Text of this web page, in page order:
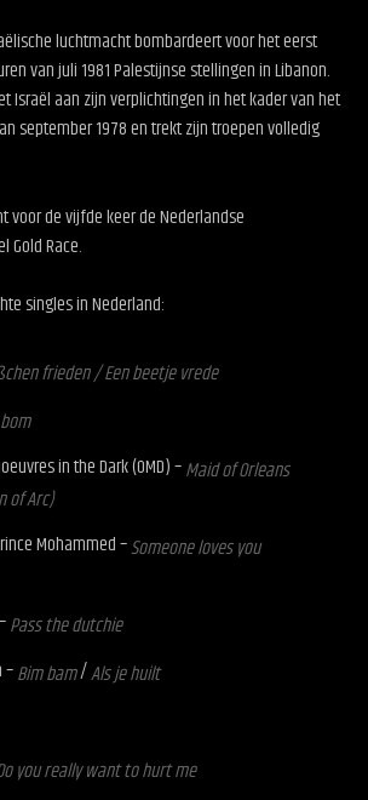
luchtmacht bombardeert voor het eerst
van juli 1981 Palestijnse stellingen in Libanon.
Israël aan zijn verplichtingen in het kader van het
september 1978 en trekt zijn troepen volledig
voor de vijfde keer de Nederlandse
Gold Race.
singles in Nederland:
frieden / Een beetje vrede
in the Dark (OMD) –Maid of Orleans
of Arc)
Mohammed –Someone loves you
Pass the dutchie
–Bim bam/Als je huilt
you really want to hurt me